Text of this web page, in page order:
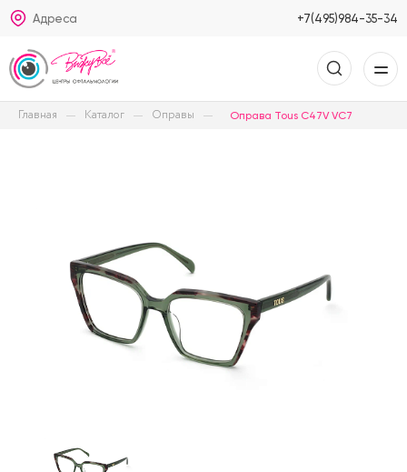
Адреса +7(495)984-35-34
Главная Каталог Оправы Оправа Tous C47V VC7